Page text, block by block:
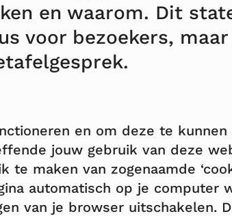
en waarom. Dit
voor bezoekers,
en om deze te
jouw gebruik van deze
maken van zogenaamde
automatisch op je computer
van je browser uitschakelen.